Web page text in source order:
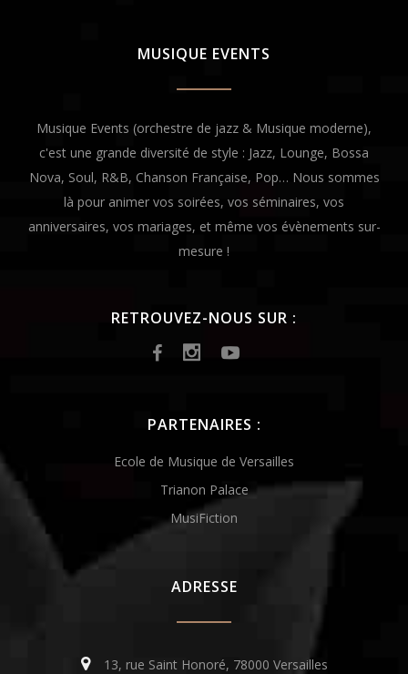
MUSIQUE EVENTS
Musique Events (orchestre de jazz & Musique moderne),
c'est une grande diversité de style : Jazz, Lounge, Bossa
Nova, Soul, R&B, Chanson Française, Pop… Nous sommes
là pour animer vos soirées, vos séminaires, vos
anniversaires, vos mariages, et même vos évènements sur-
mesure !
RETROUVEZ-NOUS SUR :
PARTENAIRES :
Ecole de Musique de Versailles
Trianon Palace
MusiFiction
ADRESSE
13, rue Saint Honoré, 78000 Versailles